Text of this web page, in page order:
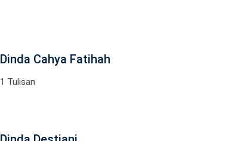
Dinda Cahya Fatihah
1 Tulisan